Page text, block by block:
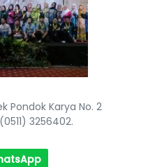
Pondok Karya No. 2
3256402.